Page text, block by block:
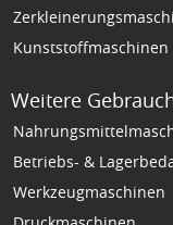
Kunststoffmaschinen
Weitere
Betriebs- &
Werkzeugmaschinen